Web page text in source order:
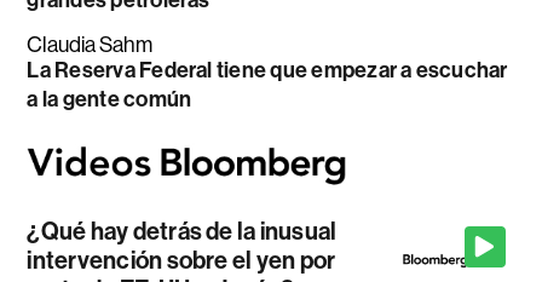
Claudia Sahm
La Reserva Federal tiene que empezar a escuchar
a la gente común
¿Qué hay detrás de la inusual
intervención sobre el yen por